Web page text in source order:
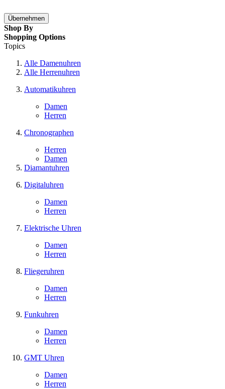
Übernehmen
Shop By
Shopping Options
Topics
Alle Damenuhren
Alle Herrenuhren
Automatikuhren
Damen
Herren
Chronographen
Herren
Damen
Diamantuhren
Digitaluhren
Damen
Herren
Elektrische Uhren
Damen
Herren
Fliegeruhren
Damen
Herren
Funkuhren
Damen
Herren
GMT Uhren
Damen
Herren